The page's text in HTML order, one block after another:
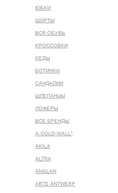
ЮБКИ
ШОРТЫ
ВСЯ ОБУВЬ
КРОССОВКИ
КЕДЫ
БОТИНКИ
САНДАЛИИ
ШЛЕПАНЦЫ
ЛОФЕРЫ
ВСЕ БРЕНДЫ
A-COLD-WALL*
AKILA
ALTRA
ANGLAN
ARTE ANTWERP